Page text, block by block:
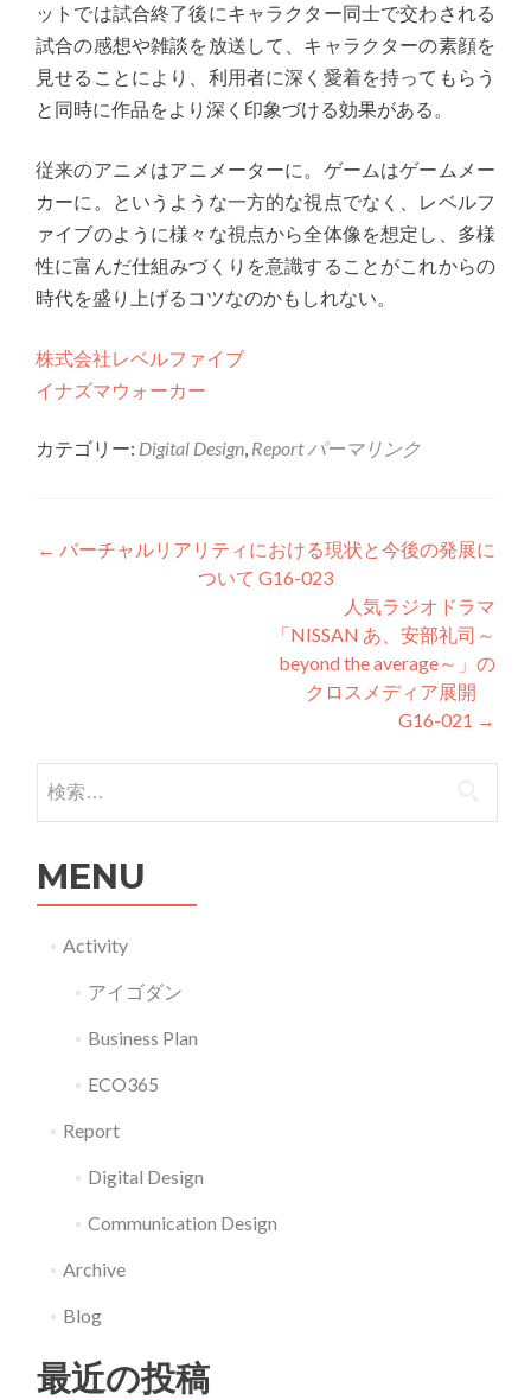
ットでは試合終了後にキャラクター同士で交わされる
試合の感想や雑談を放送して、キャラクターの素顔を
見せることにより、利用者に深く愛着を持ってもらう
と同時に作品をより深く印象づける効果がある。
従来のアニメはアニメーターに。ゲームはゲームメー
カーに。というような一方的な視点でなく、レベルフ
ァイブのように様々な視点から全体像を想定し、多様
性に富んだ仕組みづくりを意識することがこれからの
時代を盛り上げるコツなのかもしれない。
株式会社レベルファイブ
イナズマウォーカー
カテゴリー: Digital Design, Report パーマリンク
投稿ナビゲーション
← バーチャルリアリティにおける現状と今後の発展に
ついて G16-023
人気ラジオドラマ
「NISSAN あ、安部礼司～
beyond the average～」の
クロスメディア展開
G16-021 →
検索:
MENU
Activity
アイゴダン
Business Plan
ECO365
Report
Digital Design
Communication Design
Archive
Blog
最近の投稿